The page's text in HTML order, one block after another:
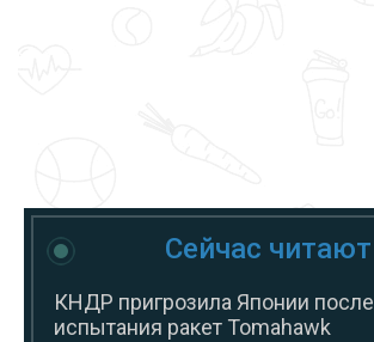
Сейчас читают
КНДР пригрозила Японии после
испытания ракет Tomahawk